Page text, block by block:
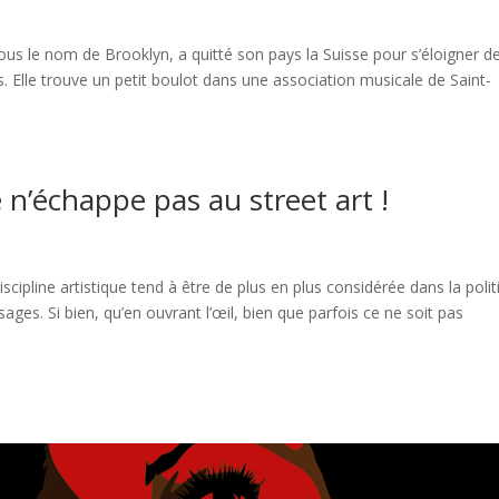
le nom de Brooklyn, a quitté son pays la Suisse pour s’éloigner
trouve un petit boulot dans une association musicale de Saint-
pas au street art !
artistique tend à être de plus en plus considérée dans la
Si bien, qu’en ouvrant l’œil, bien que parfois ce ne soit pas